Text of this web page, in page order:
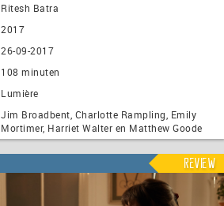
Ritesh Batra
2017
26-09-2017
108 minuten
Lumière
Jim Broadbent, Charlotte Rampling, Emily
Mortimer, Harriet Walter en Matthew Goode
Review